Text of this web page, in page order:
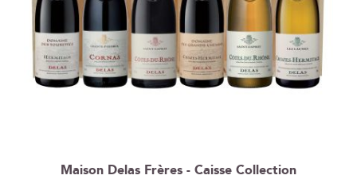
Maison Delas Frères - Caisse Collection